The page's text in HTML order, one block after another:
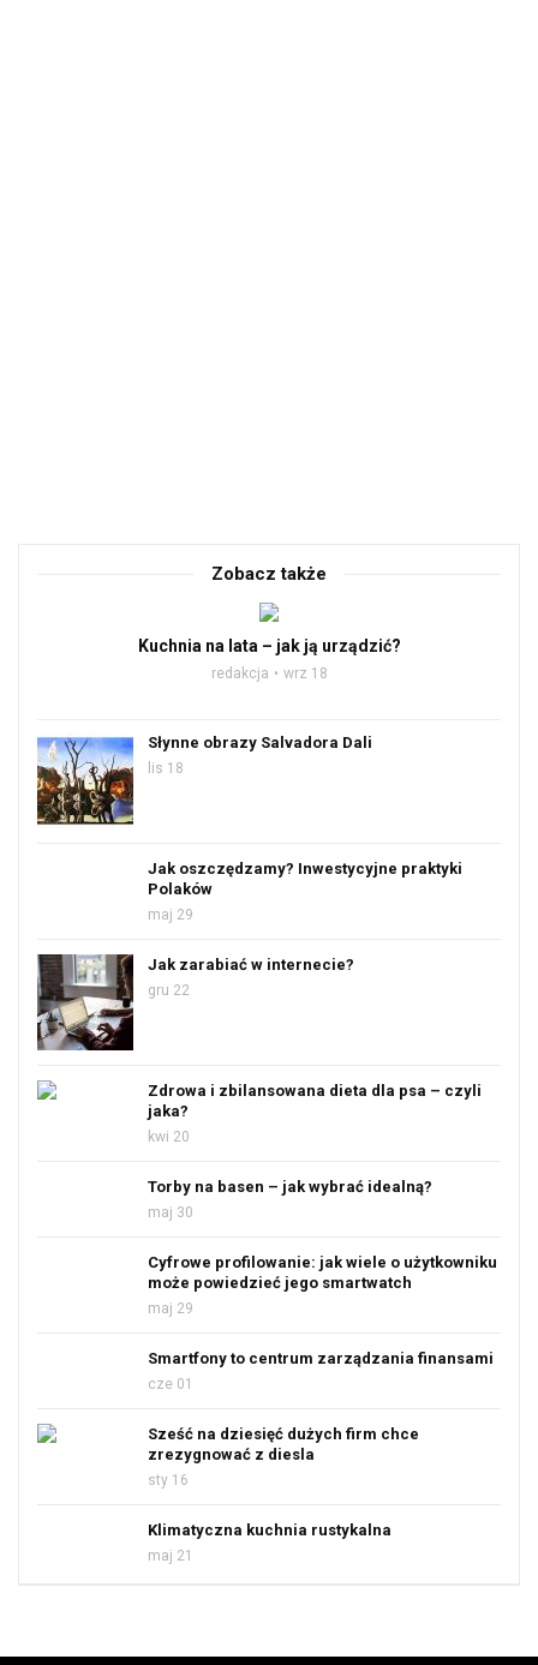
Zobacz także
Kuchnia na lata – jak ją urządzić?
redakcja wrz 18
Słynne obrazy Salvadora Dali
lis 18
Jak oszczędzamy? Inwestycyjne praktyki
Polaków
maj 29
Jak zarabiać w internecie?
gru 22
Zdrowa i zbilansowana dieta dla psa – czyli
jaka?
kwi 20
Torby na basen – jak wybrać idealną?
maj 30
Cyfrowe profilowanie: jak wiele o użytkowniku
może powiedzieć jego smartwatch
maj 29
Smartfony to centrum zarządzania finansami
cze 01
Sześć na dziesięć dużych firm chce
zrezygnować z diesla
sty 16
Klimatyczna kuchnia rustykalna
maj 21